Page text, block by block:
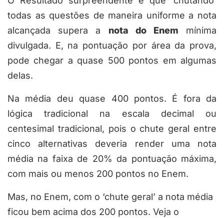
todas as questões de maneira uniforme a nota
alcançada supera a nota do Enem mínima
divulgada. E, na pontuação por área da prova,
pode chegar a quase 500 pontos em algumas
delas.
Na média deu quase 400 pontos. É fora da
lógica tradicional na escala decimal ou
centesimal tradicional, pois o chute geral entre
cinco alternativas deveria render uma nota
média na faixa de 20% da pontuação máxima,
com mais ou menos 200 pontos no Enem.
Mas, no Enem, com o ‘chute geral’ a nota média
ficou bem acima dos 200 pontos. Veja o